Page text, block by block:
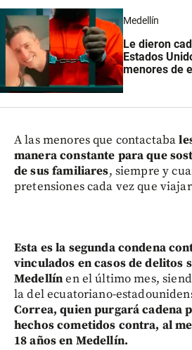
Medellín
Le dieron
Estados
menores de
A las menores que contactaba
manera constante para que
de sus familiares, siempre y
pretensiones cada vez que
Esta es la segunda condena
vinculados en casos de delitos
Medellínen el último mes,
la del ecuatoriano-
Correa, quien purgará cadena
hechos cometidos contra, al
18 años en Medellín.